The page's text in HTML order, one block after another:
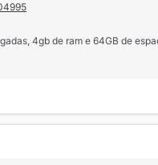
4gb de ram e 64GB de